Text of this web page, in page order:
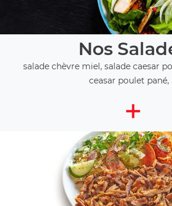
Nos
salade chèvre miel, salade caesar
ceasar poulet pané,
+